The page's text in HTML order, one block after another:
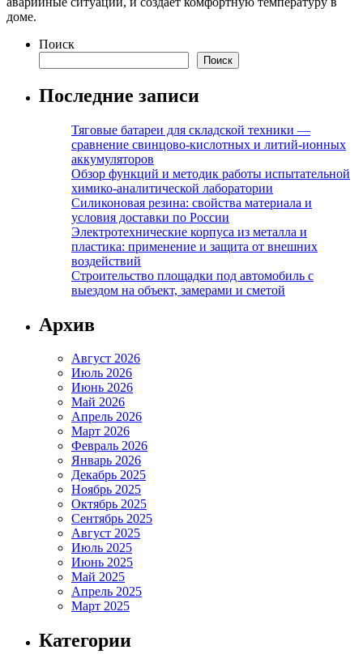
доме.
Поиск
Поиск
Последние записи
Тяговые батареи для складской техники —
сравнение свинцово-кислотных и литий-ионных
аккумуляторов
Обзор функций и методик работы испытательной
химико-аналитической лаборатории
Силиконовая резина: свойства материала и
условия доставки по России
Электротехнические корпуса из металла и
пластика: применение и защита от внешних
воздействий
Строительство площадки под автомобиль с
выездом на объект, замерами и сметой
Архив
Август 2026
Июль 2026
Июнь 2026
Май 2026
Апрель 2026
Март 2026
Февраль 2026
Январь 2026
Декабрь 2025
Ноябрь 2025
Октябрь 2025
Сентябрь 2025
Август 2025
Июль 2025
Июнь 2025
Май 2025
Апрель 2025
Март 2025
Категории